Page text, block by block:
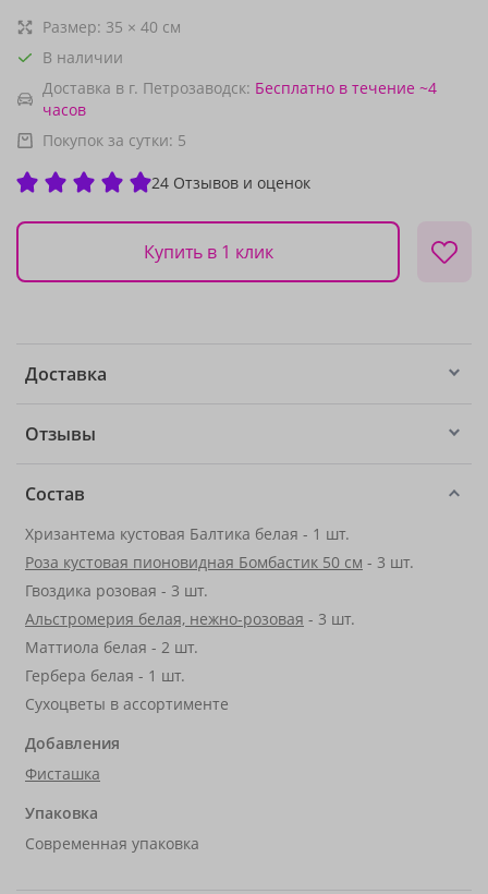
Размер: 35 × 40 см
В наличии
Доставка в г. Петрозаводск: Бесплатно в течение ~4
часов
Покупок за сутки: 5
24 Отзывов и оценок
Купить в 1 клик
Доставка
Отзывы
Состав
Хризантема кустовая Балтика белая - 1 шт.
Роза кустовая пионовидная Бомбастик 50 см - 3 шт.
Гвоздика розовая - 3 шт.
Альстромерия белая, нежно-розовая - 3 шт.
Маттиола белая - 2 шт.
Гербера белая - 1 шт.
Сухоцветы в ассортименте
Добавления
Фисташка
Упаковка
Современная упаковка